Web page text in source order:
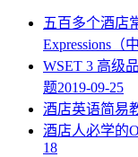
五百多个酒店
Expressions（中
WSET 3 高级
题2019-09-25
酒店英语简易
酒店人必学的
18